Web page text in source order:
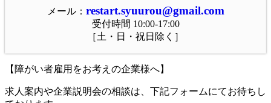
メール： restart.syuurou@gmail.com
受付時間 10:00-17:00
［土・日・祝日除く］
【障がい者雇用をお考えの企業様へ】
求人案内や企業説明会の相談は、下記フォームにてお待ちし